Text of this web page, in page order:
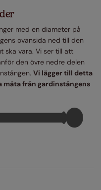
med en diameter på
ovansida ned till den
ska vara. Vi ser till att
den övre nedre delen
Vi lägger till detta
mäta från gardinstångens